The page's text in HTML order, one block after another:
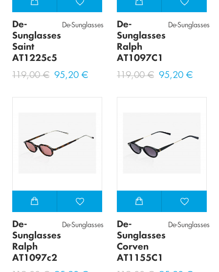
De-
Sunglasses
Saint
AT1225c5
De-Sunglasses
119,00 € 95,20 €
De-
Sunglasses
Ralph
AT1097C1
De-Sunglasses
119,00 € 95,20 €
De-
Sunglasses
Ralph
AT1097c2
De-Sunglasses
De-
Sunglasses
Corven
AT1155C1
De-Sunglasses